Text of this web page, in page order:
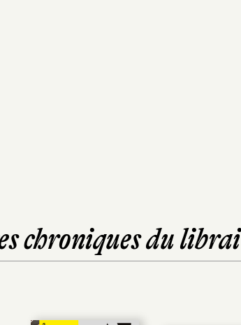
chroniques du